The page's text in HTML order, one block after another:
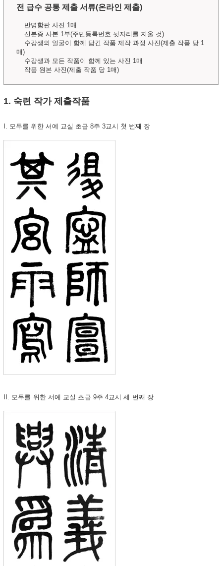
전 급수 공통 제출 서류(온라인 제출)
반명함판 사진 1매
신분증 사본 1부(주민등록번호 뒷자리를 지울 것)
수강생의 얼굴이 함께 담긴 작품 제작 과정 사진(제출 작품 당 1
매)
수강생과 모든 작품이 함께 있는 사진 1매
작품 원본 사진(제출 작품 당 1매)
1. 숙련 작가 제출작품
I. 모두를 위한 서예 교실 초급 8주 3교시 첫 번째 장
II. 모두를 위한 서예 교실 초급 9주 4교시 세 번째 장